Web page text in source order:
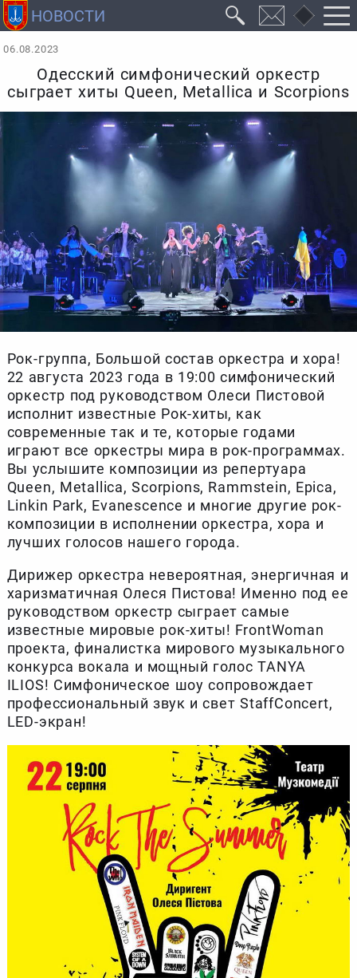
06.08.2023
Одесский симфонический оркестр
сыграет хиты Queen, Metallica и Scorpions
Рок-группа, Большой состав оркестра и хора!
22 августа 2023 года в 19:00 симфонический
оркестр под руководством Олеси Пистовой
исполнит известные Рок-хиты, как
современные так и те, которые годами
играют все оркестры мира в рок-программах.
Вы услышите композиции из репертуара
Queen, Metallica, Scorpions, Rammstein, Epica,
Linkin Park, Evanescence и многие другие рок-
композиции в исполнении оркестра, хора и
лучших голосов нашего города.
Дирижер оркестра невероятная, энергичная и
харизматичная Олеся Пистова! Именно под ее
руководством оркестр сыграет самые
известные мировые рок-хиты! FrontWoman
проекта, финалистка мирового музыкального
конкурса вокала и мощный голос TANYA
ILIOS! Симфоническое шоу сопровождает
профессиональный звук и свет StaffConcert,
LED-экран!